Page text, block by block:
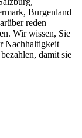
Burgenland
reden
Wir wissen, Sie
Nachhaltigkeit
damit sie